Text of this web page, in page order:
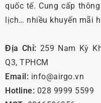
quốc tế. Cung cấp
lịch… nhiều khuyến mãi
Địa Chỉ: 259 Nam Kỳ
Q3, TPHCM
Email: info@airgo.vn
Hotline: 028 9999 5599